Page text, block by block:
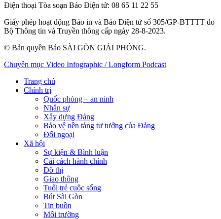
Điện thoại Tòa soạn Báo Điện tử: 08 65 11 22 55
Giấy phép hoạt động Báo in và Báo Điện tử số 305/GP-BTTTT do
Bộ Thông tin và Truyền thông cấp ngày 28-8-2023.
© Bản quyền Báo SÀI GÒN GIẢI PHÓNG.
Chuyên mục Video Infographic / Longform Podcast
Trang chủ
Chính trị
Quốc phòng – an ninh
Nhân sự
Xây dựng Đảng
Bảo vệ nền tảng tư tưởng của Đảng
Đối ngoại
Xã hội
Sự kiện & Bình luận
Cải cách hành chính
Đô thị
Giao thông
Tuổi trẻ cuộc sống
Bút Sài Gòn
Tin buồn
Môi trường